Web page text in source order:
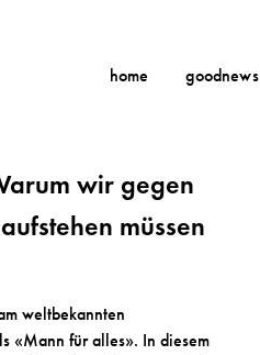
home goodnews
wir gegen
müssen
weltbekannten
«Mann für alles». In diesem